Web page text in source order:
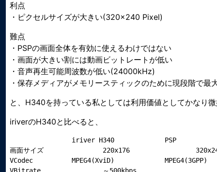
利点
・ピクセルサイズが大きい(320×240 Pixel)
難点
・PSPの画面全体を有効に使えるわけではない
・画面が大きい割には動画ビットレートが低い
・音声再生可能周波数が低い(24000kHz)
・保存メディアがメモリースティックのために現段階で
と、H340を持っている私としては利用価値としてかなり
iriverのH340と比べると、
画面サイズ		220x176			320x240
VCodec		MPEG4(XviD)		MPEG4(3GPP)